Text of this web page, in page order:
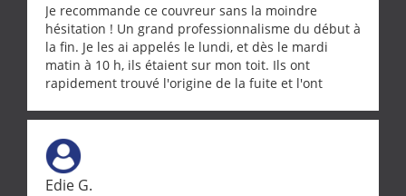
Je recommande ce couvreur sans la moindre
hésitation ! Un grand professionnalisme du début à
la fin. Je les ai appelés le lundi, et dès le mardi
matin à 10 h, ils étaient sur mon toit. Ils ont
rapidement trouvé l'origine de la fuite et l'ont
Une équipe sérieuse, réactive et compétente. C'est
vraiment rassurant de pouvoir compter sur des
artisans aussi professionnels. Merci encore !
Edie G.